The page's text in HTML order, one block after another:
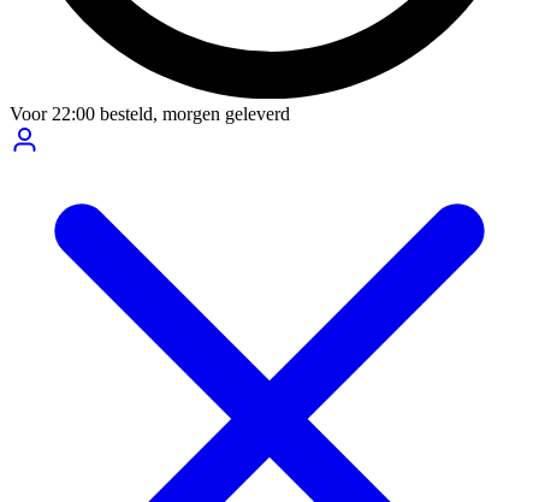
Voor22:00 besteld, morgen geleverd